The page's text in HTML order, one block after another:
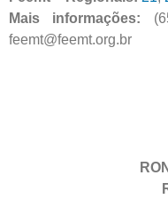
Mais informações:
feemt@feemt.org.br